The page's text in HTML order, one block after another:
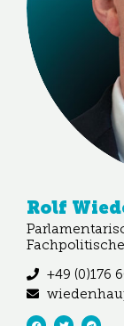
Rolf
+49 (0)176